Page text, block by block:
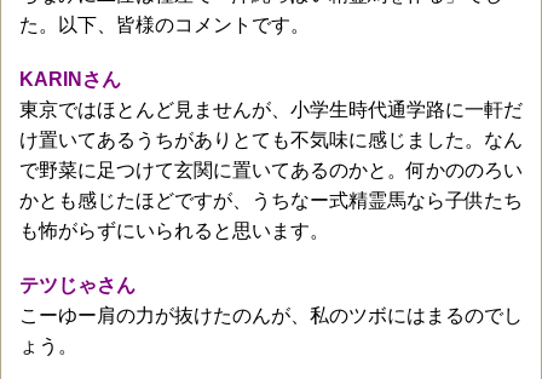
た。以下、皆様のコメントです。
KARINさん
東京ではほとんど見ませんが、小学生時代通学路に一軒だ
け置いてあるうちがありとても不気味に感じました。なん
で野菜に足つけて玄関に置いてあるのかと。何かののろい
かとも感じたほどですが、うちなー式精霊馬なら子供たち
も怖がらずにいられると思います。
テツじゃさん
こーゆー肩の力が抜けたのんが、私のツボにはまるのでし
ょう。